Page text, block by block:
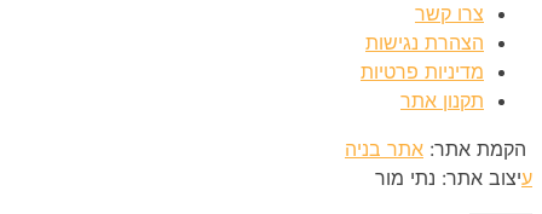
צרו קשר
הצהרת נגישות
מדיניות פרטיות
תקנון אתר
הקמת אתר: אתר בניה
עיצוב אתר: נתי מור